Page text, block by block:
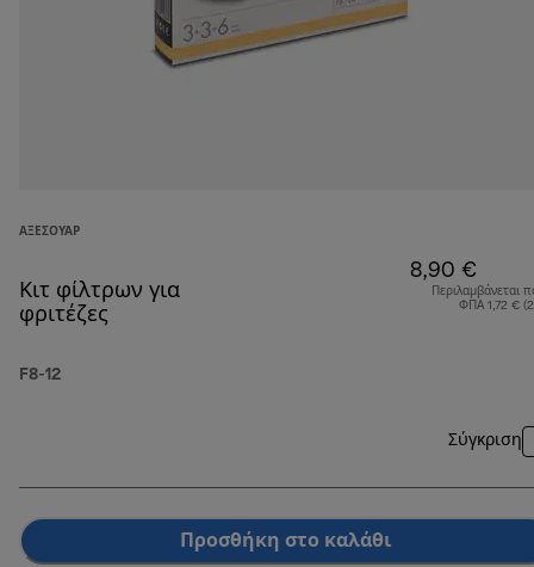
ΑΞΕΣΟΥΆΡ
Κιτ φίλτρων για
φριτέζες
F8-12
8,90 €
Περιλαμβάνεται
ΦΠΑ 1,72 €
Σύγκριση
Προσθήκη στο καλάθι